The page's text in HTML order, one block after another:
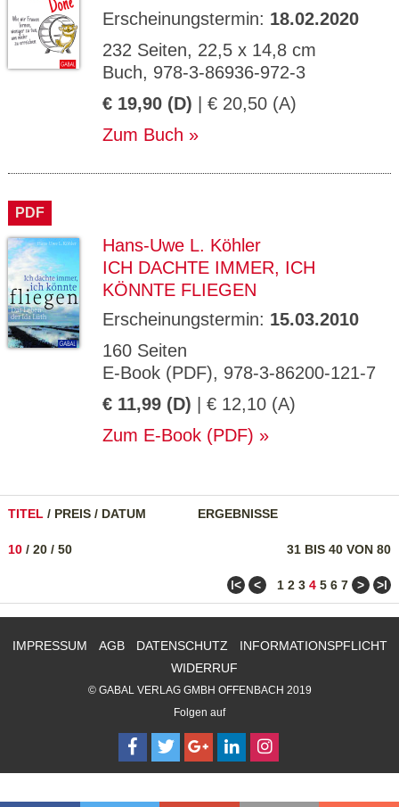
Erscheinungstermin: 18.02.2020
232 Seiten, 22,5 x 14,8 cm
Buch, 978-3-86936-972-3
€ 19,90 (D) | € 20,50 (A)
Zum Buch
PDF
Hans-Uwe L. Köhler
ICH DACHTE IMMER, ICH
KÖNNTE FLIEGEN
Erscheinungstermin: 15.03.2010
160 Seiten
E-Book (PDF), 978-3-86200-121-7
€ 11,99 (D) | € 12,10 (A)
Zum E-Book (PDF)
TITEL / PREIS / DATUM ERGEBNISSE
31 BIS 40 VON 80
10 / 20 / 50
ǀ< < 1 2 3 4 5 6 7 > >ǀ
IMPRESSUM AGB DATENSCHUTZ
INFORMATIONSPFLICHT
WIDERRUF
© GABAL VERLAG GMBH OFFENBACH 2019
Folgen auf